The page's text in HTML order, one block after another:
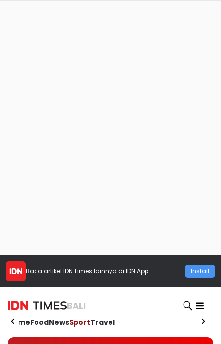
Baca artikel IDN Times lainnya di IDN App Install
BALI
HomeFoodNewsSportTravel